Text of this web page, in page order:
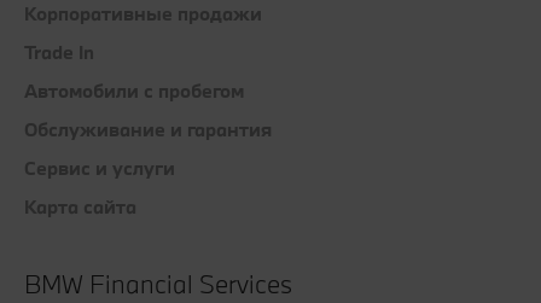
Корпоративные продажи
Trade In
Автомобили с пробегом
Обслуживание и гарантия
Сервис и услуги
Карта сайта
BMW Financial Services